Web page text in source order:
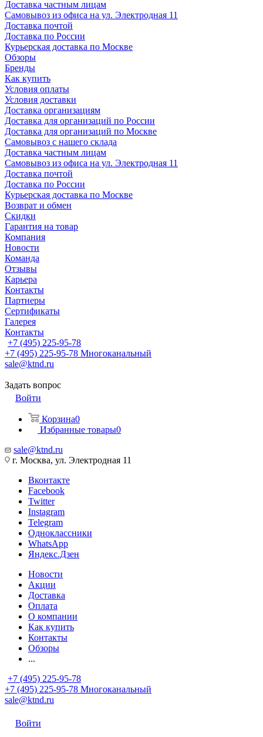
Доставка частным лицам
Самовывоз из офиса на ул. Электродная 11
Доставка почтой
Доставка по России
Курьерская доставка по Москве
Обзоры
Бренды
Как купить
Условия оплаты
Условия доставки
Доставка организациям
Доставка для организаций по России
Доставка для организаций по Москве
Самовывоз с нашего склада
Доставка частным лицам
Самовывоз из офиса на ул. Электродная 11
Доставка почтой
Доставка по России
Курьерская доставка по Москве
Возврат и обмен
Скидки
Гарантия на товар
Компания
Новости
Команда
Отзывы
Карьера
Контакты
Партнеры
Сертификаты
Галерея
Контакты
+7 (495) 225-95-78
+7 (495) 225-95-78 Многоканальный
sale@ktnd.ru
Задать вопрос
Войти
Корзина0
Избранные товары0
sale@ktnd.ru
г. Москва, ул. Электродная 11
Вконтакте
Facebook
Twitter
Instagram
Telegram
Одноклассники
WhatsApp
Яндекс.Дзен
Новости
Акции
Доставка
Оплата
О компании
Как купить
Контакты
Обзоры
...
+7 (495) 225-95-78
+7 (495) 225-95-78 Многоканальный
sale@ktnd.ru
Войти